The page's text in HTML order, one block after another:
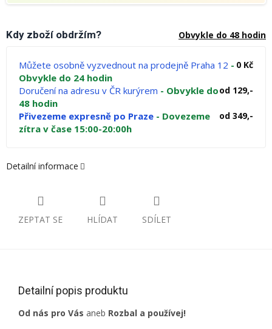
Kdy zboží obdržím? Obvykle do 48 hodin
Můžete osobně vyzvednout na prodejně Praha 12 -
Obvykle do 24 hodin
0 Kč
Doručení na adresu v ČR kurýrem - Obvykle do
48 hodin
od 129,-
Přivezeme expresně po Praze - Dovezeme
zítra v čase 15:00-20:00h
od 349,-
Detailní informace
ZEPTAT SE HLÍDAT SDÍLET
Detailní popis produktu
Od nás pro Vás aneb Rozbal a používej!